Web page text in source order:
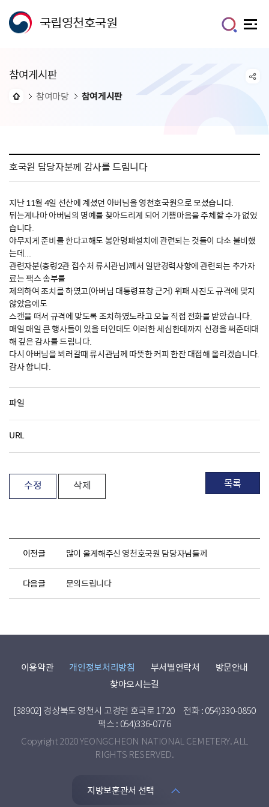
국립영천호국원
참여게시판
참여마당 참여게시판
호국원 담당자분께 감사를 드림니다
지난 11월 4일 선산에 계셨던 아버님을 영천호국원으로 모셨습니다.
뒤는게나마 아버님의 명예를 찾아드리게 되어 기쁨마음을 주체할 수가 없었
습니다.
야무지게 준비를 한다고해도 봉안명패설치에 관련되는 것들이 다소 불비했
는데...
관련자분(충령2관 접수처 류시관님)께서 일반경력사항에 관련되는 추가자
료는 팩스 송부를
제의하여 조치를 하였고(아버님 대통령표창 근거) 위패 사진도 규격에 맞지
않았음에도
스캔을 떠서 규격에 맞도록 조치하였노라고 오늘 직접 전화를 받았습니다.
매일 매일 큰 행사들이 있을 터인데도 이러한 세심한데까지 신경을 써준데대
해 깊은 감사를 드림니다.
다시 아버님을 뵈러갈때 류시관님께 따뜻한 커피 한잔 대접해 올리겠습니다.
감사 합니다.
파일
URL
수정 삭제 목록
이전글 많이 울게해주신 영천호국원 담당자님들께
다음글 문의드립니다
이용약관 개인정보처리방침 부서별연락처
방문안내
찾아오시는길
[38902] 경상북도 영천시 고경면 호국로 1720
전화 : 054)330-0850
팩스 : 054)336-0776
Copyright 2020 YEONGCHEON NATIONAL CEMETERY. ALL
RIGHTS RESERVED.
지방보훈관서 선택